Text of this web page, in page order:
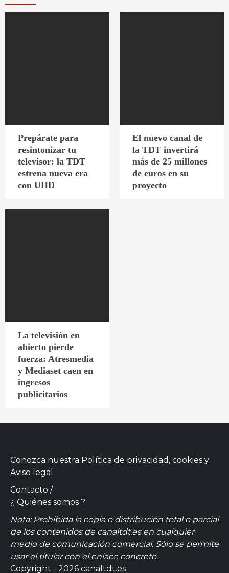
Prepárate para
resintonizar tu
televisor: la TDT
estrena nueva era
con UHD
El nuevo canal de
la TDT invertirá
más de 25 millones
de euros en su
proyecto
La televisión en
abierto pierde
fuerza: Atresmedia
y Mediaset caen en
ingresos
publicitarios
Conozca nuestra Política de privacidad, cookies y
Aviso legal
Contacto /
¿ Quiénes somos ?
Nota: Prohibida la copia o distribución total o parcial
de los contenidos de canaltdt.es en cualquier
medio de comunicación comercial. Sólo se permite
usar el titular con el enlace concreto.
Copyright - 2026 canaltdt.es